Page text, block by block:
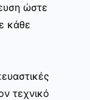
ώστε
κάθε
τεχνικό